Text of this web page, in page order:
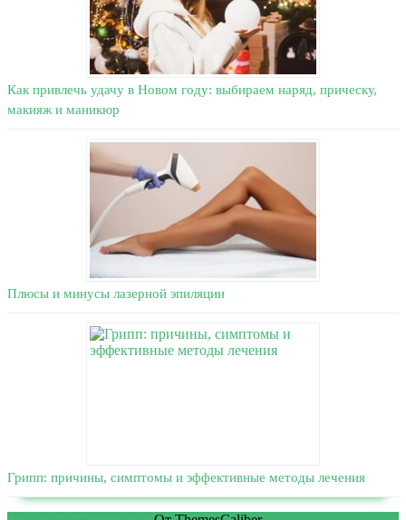
Как привлечь удачу в Новом году: выбираем наряд, прическу,
макияж и маникюр
Плюсы и минусы лазерной эпиляции
Грипп: причины, симптомы и эффективные методы лечения